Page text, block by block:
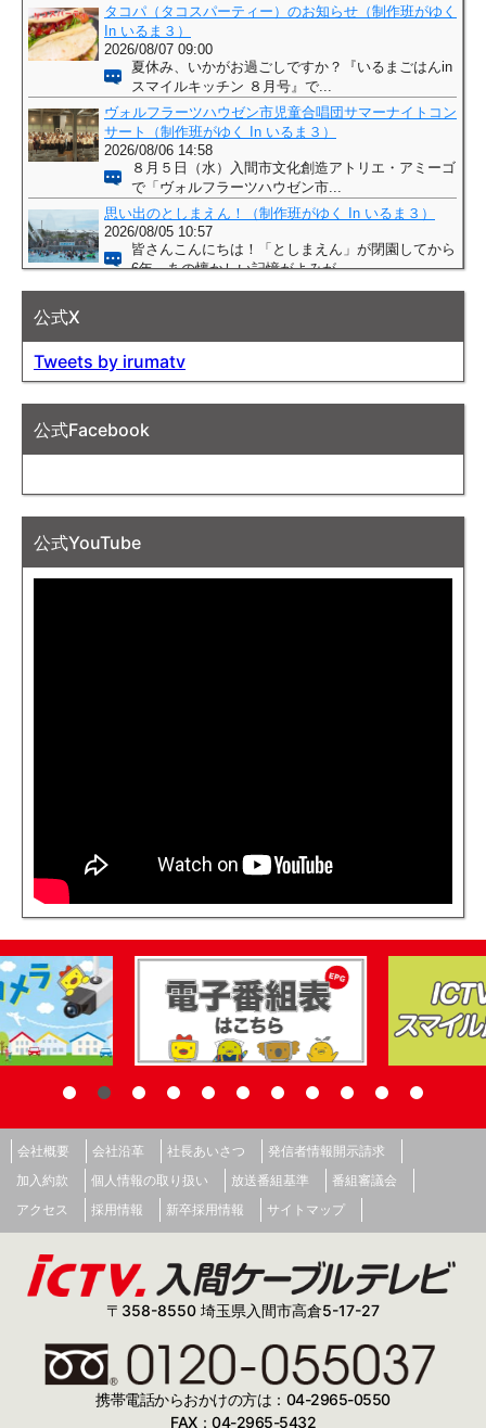
公式X
Tweets by irumatv
公式Facebook
公式YouTube
会社概要 会社沿革 社長あいさつ
発信者情報開示請求
加入約款
個人情報の取り扱い 放送番組基準
番組審議会
アクセス
採用情報 新卒採用情報 サイトマップ
〒358-8550 埼玉県入間市高倉5-17-27
携帯電話からおかけの方は：04-2965-0550
FAX：04-2965-5432